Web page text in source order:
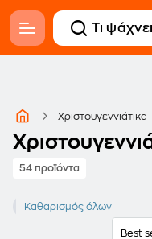
Χριστουγεννιάτικα
54 προϊόντα
Φιγούρες
Καθαρισμός όλων
Best